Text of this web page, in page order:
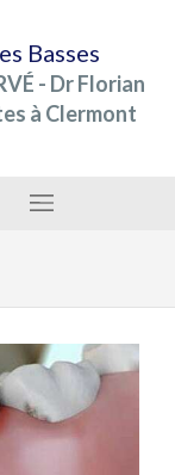
Basses
- Dr Florian
à Clermont